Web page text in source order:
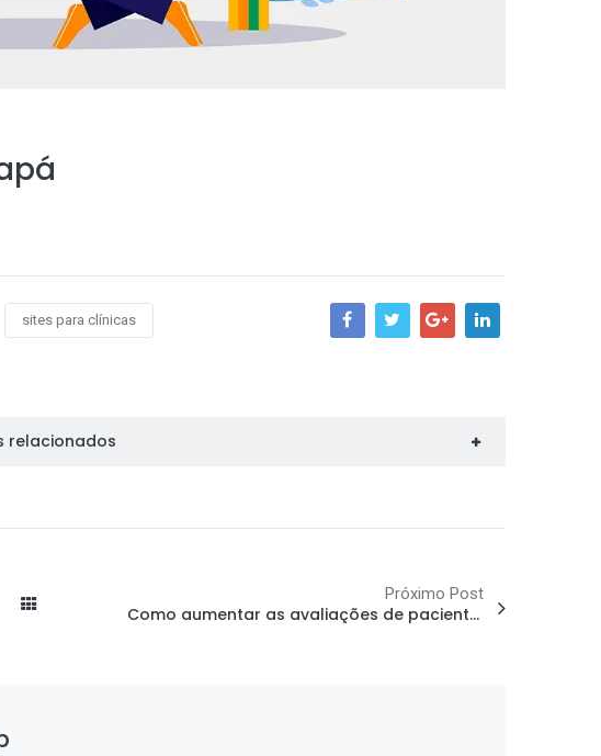
sites para clínicas
relacionados
Próximo Post
Como aumentar as avaliações de pacientes no Google Meu Negócio e melhorar sua reputação